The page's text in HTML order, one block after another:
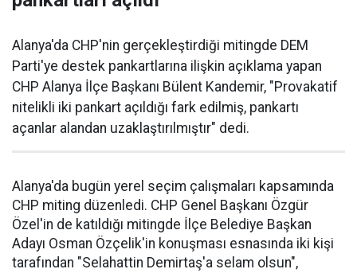
Alanya'da CHP'nin gerçekleştirdiği mitingde DEM
Parti'ye destek pankartlarına ilişkin açıklama yapan
CHP Alanya İlçe Başkanı Bülent Kandemir, "Provakatif
nitelikli iki pankart açıldığı fark edilmiş, pankartı
açanlar alandan uzaklaştırılmıştır" dedi.
Alanya'da bugün yerel seçim çalışmaları kapsamında
CHP miting düzenledi. CHP Genel Başkanı Özgür
Özel'in de katıldığı mitingde İlçe Belediye Başkan
Adayı Osman Özçelik'in konuşması esnasında iki kişi
tarafından "Selahattin Demirtaş'a selam olsun",